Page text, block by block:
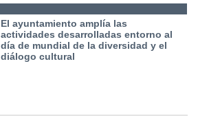
El ayuntamiento amplía las
actividades desarrolladas entorno al
día de mundial de la diversidad y el
diálogo cultural